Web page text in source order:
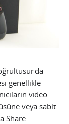
genellikle
video
veya sabit
Share